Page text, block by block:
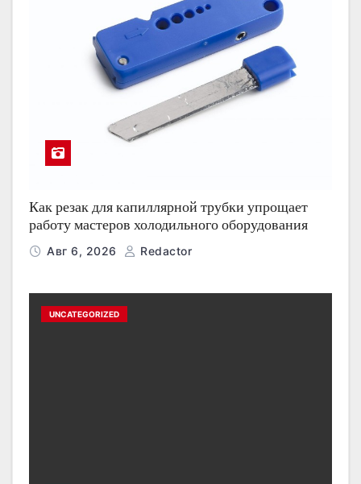
Как резак для капиллярной трубки упрощает
работу мастеров холодильного оборудования
Авг 6, 2026 Redactor
UNCATEGORIZED